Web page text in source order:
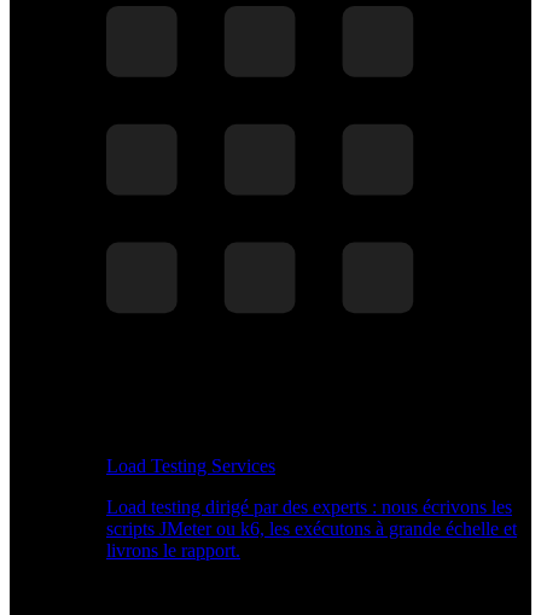
Load Testing Services
Load testing dirigé par des experts : nous écrivons les
scripts JMeter ou k6, les exécutons à grande échelle et
livrons le rapport.